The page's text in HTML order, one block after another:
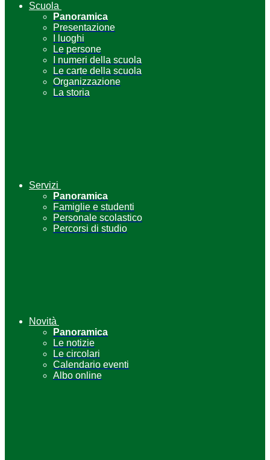
Scuola
Panoramica
Presentazione
I luoghi
Le persone
I numeri della scuola
Le carte della scuola
Organizzazione
La storia
Servizi
Panoramica
Famiglie e studenti
Personale scolastico
Percorsi di studio
Novità
Panoramica
Le notizie
Le circolari
Calendario eventi
Albo online